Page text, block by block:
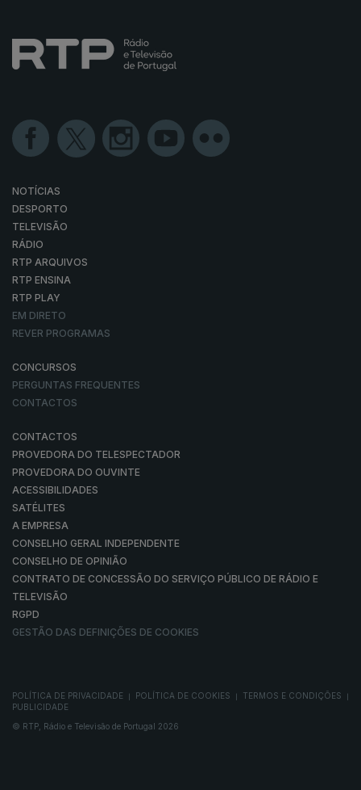
NOTÍCIAS
DESPORTO
TELEVISÃO
RÁDIO
RTP ARQUIVOS
RTP ENSINA
RTP PLAY
EM DIRETO
REVER PROGRAMAS
CONCURSOS
PERGUNTAS FREQUENTES
CONTACTOS
CONTACTOS
PROVEDORA DO TELESPECTADOR
PROVEDORA DO OUVINTE
ACESSIBILIDADES
SATÉLITES
A EMPRESA
CONSELHO GERAL INDEPENDENTE
CONSELHO DE OPINIÃO
CONTRATO DE CONCESSÃO DO SERVIÇO PÚBLICO DE RÁDIO E
TELEVISÃO
RGPD
GESTÃO DAS DEFINIÇÕES DE COOKIES
POLÍTICA DE PRIVACIDADE POLÍTICA DE COOKIES TERMOS E CONDIÇÕES
PUBLICIDADE
© RTP, Rádio e Televisão de Portugal 2026